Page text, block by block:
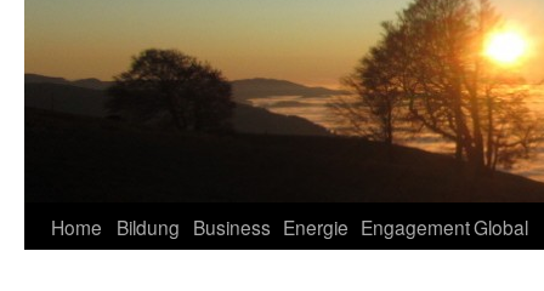
Home Bildung Business Energie EngagementGlobal